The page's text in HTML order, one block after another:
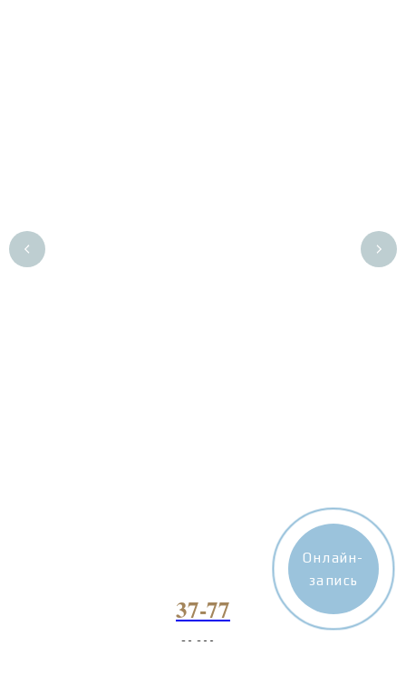
37-77
20 800
Онлайн-
запись